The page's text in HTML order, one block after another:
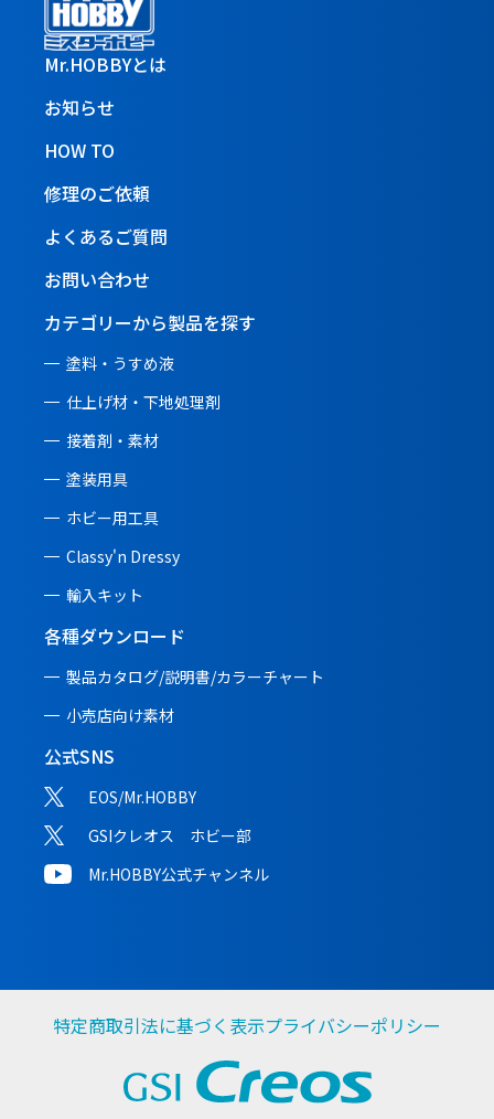
Mr.HOBBYとは
お知らせ
HOW TO
修理のご依頼
よくあるご質問
お問い合わせ
カテゴリーから製品を探す
塗料・うすめ液
仕上げ材・下地処理剤
接着剤・素材
塗装用具
ホビー用工具
Classy'n Dressy
輸入キット
各種ダウンロード
製品カタログ/説明書/カラーチャート
小売店向け素材
公式SNS
EOS/Mr.HOBBY
GSIクレオス ホビー部
Mr.HOBBY公式チャンネル
特定商取引法に基づく表示プライバシーポリシー